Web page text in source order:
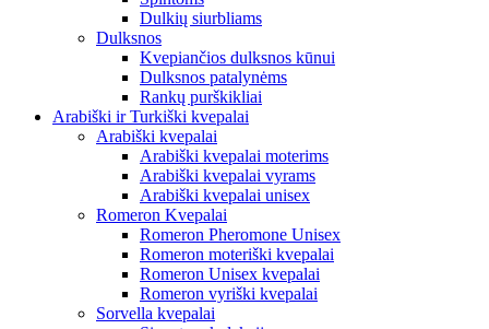
Dulkių siurbliams
Dulksnos
Kvepiančios dulksnos kūnui
Dulksnos patalynėms
Rankų purškikliai
Arabiški ir Turkiški kvepalai
Arabiški kvepalai
Arabiški kvepalai moterims
Arabiški kvepalai vyrams
Arabiški kvepalai unisex
Romeron Kvepalai
Romeron Pheromone Unisex
Romeron moteriški kvepalai
Romeron Unisex kvepalai
Romeron vyriški kvepalai
Sorvella kvepalai